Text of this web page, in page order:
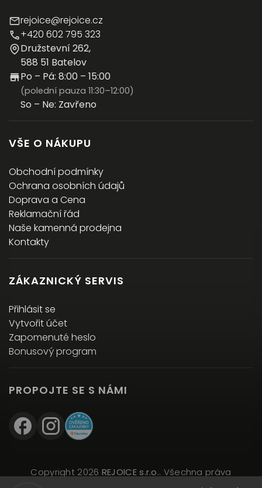
rejoice@rejoice.cz
+420 602 795 323
Družstevní 262,
588 51 Batelov
Po – Pá: 8:00 – 15:00
(polední pauza 11:30–12:00)
So – Ne: Zavřeno
VŠE O NÁKUPU
Obchodní podmínky
Ochrana osobních údajů
Doprava a Cena
Reklamační řád
Naše kamenná prodejna
Kontakty
ZÁKAZNICKÝ SERVIS
Přihlásit se
Vytvořit účet
Zapomenuté heslo
Bonusový program
PROPOJTE SE S NÁMI
Copyright 2026 REJOICE s.r.o.. Všechna práva